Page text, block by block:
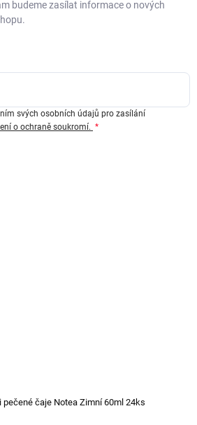
budeme zasílat informace o nových
svých osobních údajů pro zasílání
o ochraně soukromí.
pečené čaje Notea Zimní 60ml 24ks